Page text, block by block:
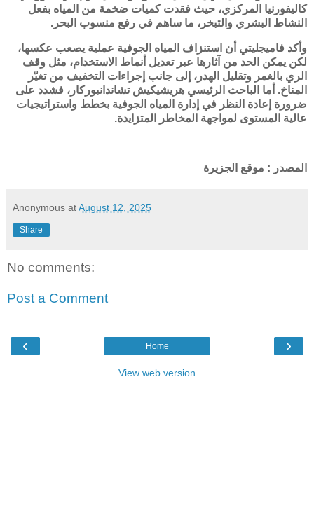
كاليفورنيا المركزي، حيث فقدت كميات ضخمة من المياه بفعل
النشاط البشري والتبخر، ما ساهم في رفع منسوب البحر.
وأكد فاميجليتي أن استنزاف المياه الجوفية عملية يصعب عكسها،
لكن يمكن الحد من آثارها عبر تعديل أنماط الاستخدام، مثل وقف
الري بالغمر وتقليل الهدر، إلى جانب إجراءات التخفيف من تغيّر
المناخ. أما الباحث الرئيسي هريشيكيش تشاندانبوركار ، فشدد على
ضرورة إعادة النظر في إدارة المياه الجوفية بخطط واستراتيجيات
عالية المستوى لمواجهة المخاطر المتزايدة.
المصدر : موقع الجزيرة
Anonymous atAugust 12, 2025
Share
No comments:
Post a Comment
‹ ›
Home
View web version